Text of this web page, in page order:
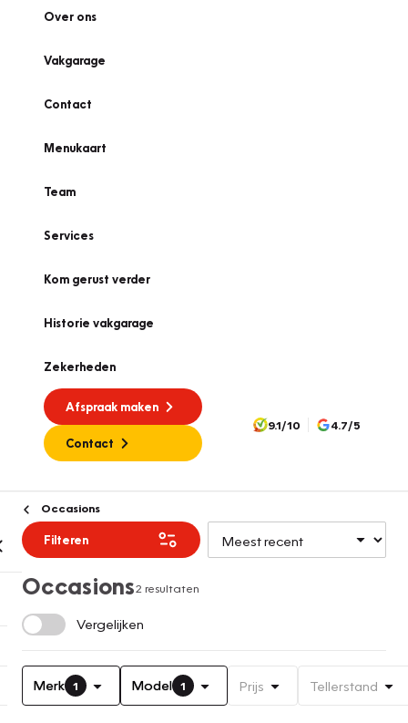
Over ons
Vakgarage
Contact
Menukaart
Team
Services
Kom gerust verder
Historie vakgarage
Zekerheden
Afspraak maken
Contact
9.1/10 4.7/5
Occasions
Filteren
Occasions2 resultaten
Vergelijken
Merk 1 Model 1 Prijs Tellerstand